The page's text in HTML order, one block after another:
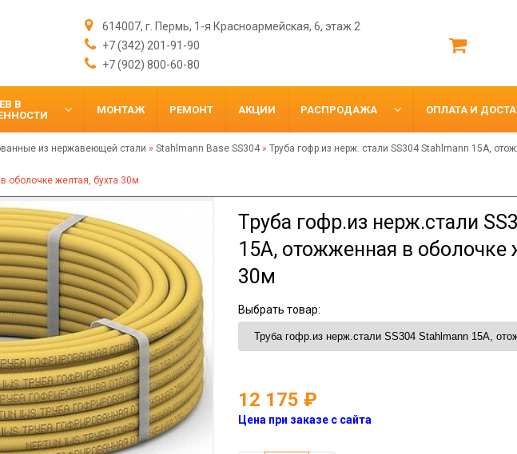
614007, г. Пермь, 1-я Красноармейская, 6, этаж 2
+7 (342) 201-91-90
+7 (902) 800-60-80
В
МОНТАЖ РЕМОНТ АКЦИИ РАСПРОДАЖА ОПЛАТА И
из нержавеющей стали » Stahlmann Base SS304 » Труба гофр.из нерж. стали SS304 Stahlmann 15A,
оболочке желтая, бухта 30м
Труба гофр.из нерж.стали
15A, отожженная в оболочке
30м
Выбрать товар:
12 175
Цена при заказе с сайта